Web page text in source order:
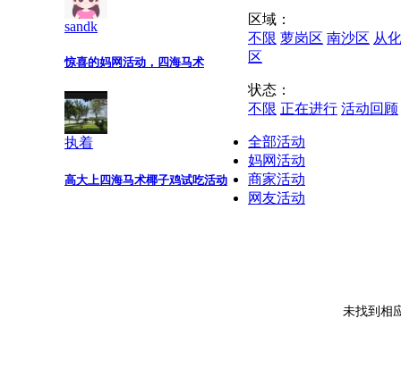
sandk
惊喜的妈网活动，四海马术
执着
高大上四海马术椰子鸡试吃活动
区域：
不限 萝岗区 南沙区 从
区
状态：
不限 正在进行 活动回顾
全部活动
妈网活动
商家活动
网友活动
未找到相